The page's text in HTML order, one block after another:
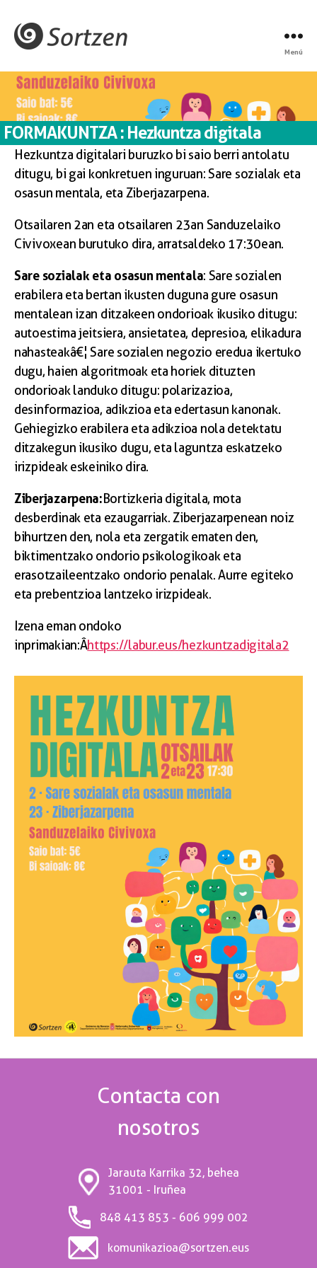
Menú
FORMAKUNTZA : Hezkuntza digitala
Hezkuntza digitalari buruzko bi saio berri antolatu
ditugu, bi gai konkretuen inguruan: Sare sozialak eta
osasun mentala, eta Ziberjazarpena.
Otsailaren 2an eta otsailaren 23an Sanduzelaiko
Civivoxean burutuko dira, arratsaldeko 17:30ean.
Sare sozialak eta osasun mentala: Sare sozialen
erabilera eta bertan ikusten duguna gure osasun
mentalean izan ditzakeen ondorioak ikusiko ditugu:
autoestima jeitsiera, ansietatea, depresioa, elikadura
nahasteakâ€¦ Sare sozialen negozio eredua ikertuko
dugu, haien algoritmoak eta horiek dituzten
ondorioak landuko ditugu: polarizazioa,
desinformazioa, adikzioa eta edertasun kanonak.
Gehiegizko erabilera eta adikzioa nola detektatu
ditzakegun ikusiko dugu, eta laguntza eskatzeko
irizpideak eskeiniko dira.
Ziberjazarpena:Bortizkeria digitala, mota
desberdinak eta ezaugarriak. Ziberjazarpenean noiz
bihurtzen den, nola eta zergatik ematen den,
biktimentzako ondorio psikologikoak eta
erasotzaileentzako ondorio penalak. Aurre egiteko
eta prebentzioa lantzeko irizpideak.
Izena eman ondoko
inprimakian:Âhttps://labur.eus/hezkuntzadigitala2
Contacta con
nosotros
Jarauta Karrika 32, behea
31001 - Iruñea
848 413 853 - 606 999 002
komunikazioa@sortzen.eus